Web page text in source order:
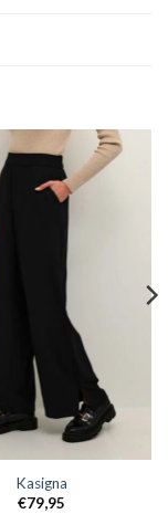
Kasigna
€79,95